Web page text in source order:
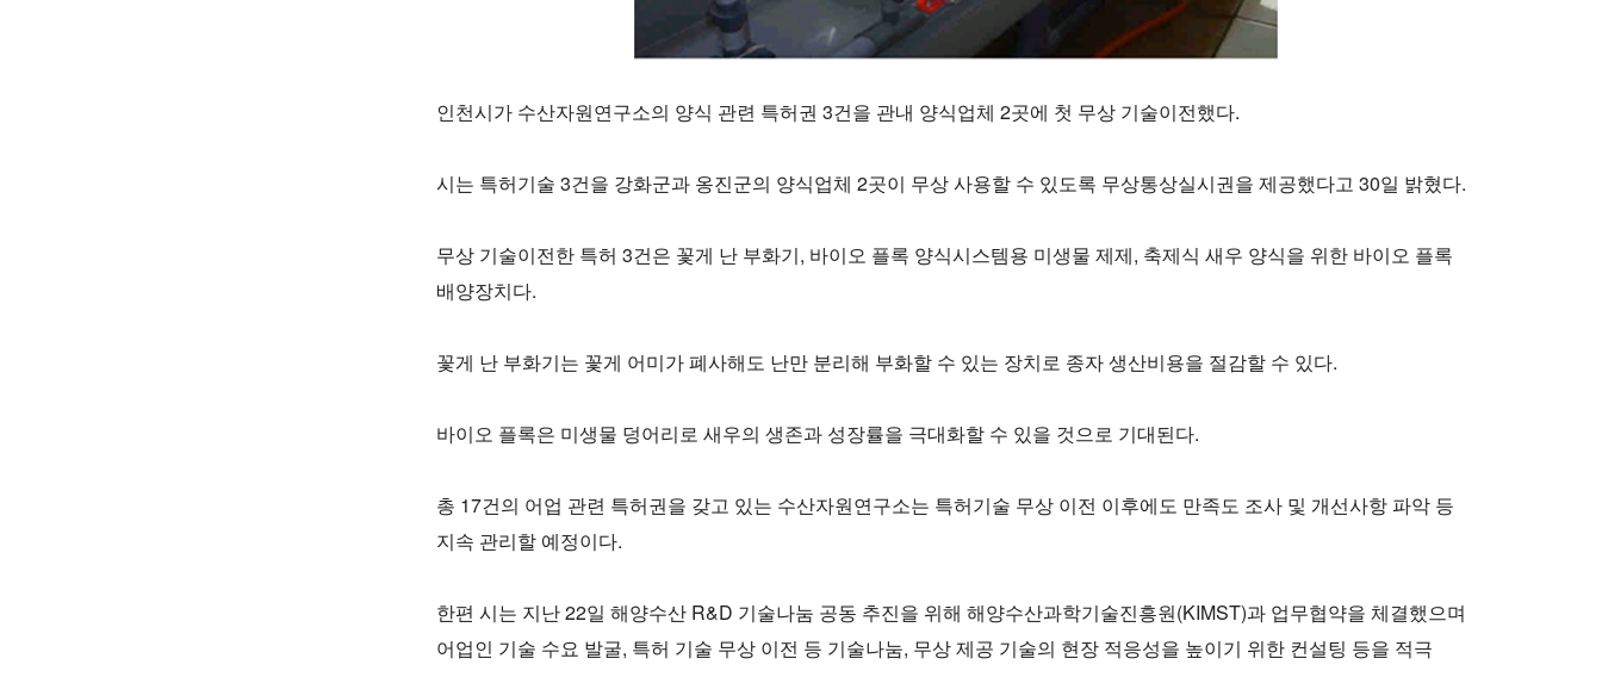
인천시가 수산자원연구소의 양식 관련 특허권 3건을 관내 양식업체 2곳에 첫 무상 기술이전했다.
시는 특허기술 3건을 강화군과 옹진군의 양식업체 2곳이 무상 사용할 수 있도록 무상통상실시권을 제공했다고 30일 밝혔다.
무상 기술이전한 특허 3건은 꽃게 난 부화기, 바이오 플록 양식시스템용 미생물 제제, 축제식 새우 양식을 위한 바이오 플록
배양장치다.
꽃게 난 부화기는 꽃게 어미가 폐사해도 난만 분리해 부화할 수 있는 장치로 종자 생산비용을 절감할 수 있다.
바이오 플록은 미생물 덩어리로 새우의 생존과 성장률을 극대화할 수 있을 것으로 기대된다.
총 17건의 어업 관련 특허권을 갖고 있는 수산자원연구소는 특허기술 무상 이전 이후에도 만족도 조사 및 개선사항 파악 등
지속 관리할 예정이다.
한편 시는 지난 22일 해양수산 R&D 기술나눔 공동 추진을 위해 해양수산과학기술진흥원(KIMST)과 업무협약을 체결했으며
어업인 기술 수요 발굴, 특허 기술 무상 이전 등 기술나눔, 무상 제공 기술의 현장 적응성을 높이기 위한 컨설팅 등을 적극